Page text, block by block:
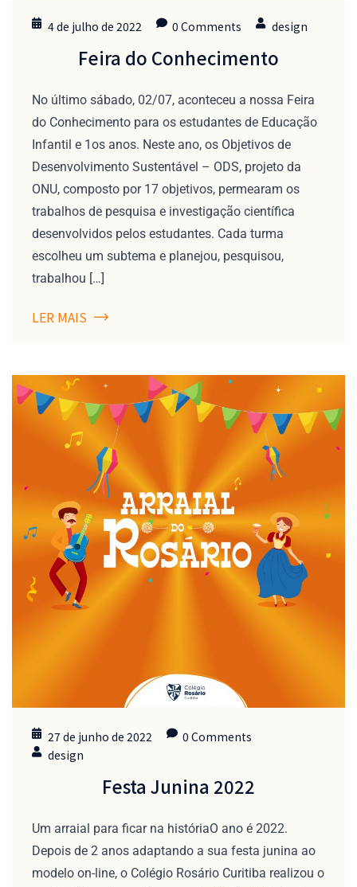
4 de julho de 2022 0 Comments design
Feira do Conhecimento
No último sábado, 02/07, aconteceu a nossa Feira
do Conhecimento para os estudantes de Educação
Infantil e 1os anos. Neste ano, os Objetivos de
Desenvolvimento Sustentável – ODS, projeto da
ONU, composto por 17 objetivos, permearam os
trabalhos de pesquisa e investigação científica
desenvolvidos pelos estudantes. Cada turma
escolheu um subtema e planejou, pesquisou,
trabalhou […]
LER MAIS
27 de junho de 2022
0 Comments
design
Festa Junina 2022
Um arraial para ficar na históriaO ano é 2022.
Depois de 2 anos adaptando a sua festa junina ao
modelo on-line, o Colégio Rosário Curitiba realizou o